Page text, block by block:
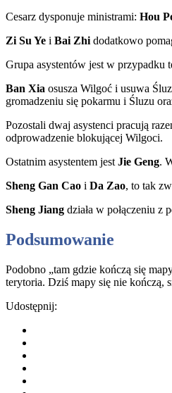
Cesarz dysponuje ministrami: Hou
Zi Su Ye i Bai Zhi dodatkowo
Grupa asystentów jest w przypadku
Ban Xia osusza Wilgoć i usuwa
gromadzeniu się pokarmu i Śluzu
Pozostali dwaj asystenci pracują
odprowadzenie blokującej Wilgoci.
Ostatnim asystentem jest Jie Geng.
Sheng Gan Cao i Da Zao, to tak
Sheng Jiang działa w połączeniu
Podsumowanie
Podobno „tam gdzie kończą się
terytoria. Dziś mapy się nie kończą,
Udostępnij: